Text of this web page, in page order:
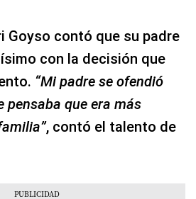
Goyso contó que su padre
con la decisión que
“Mi padre se ofendió
pensaba que era más
, contó el talento de